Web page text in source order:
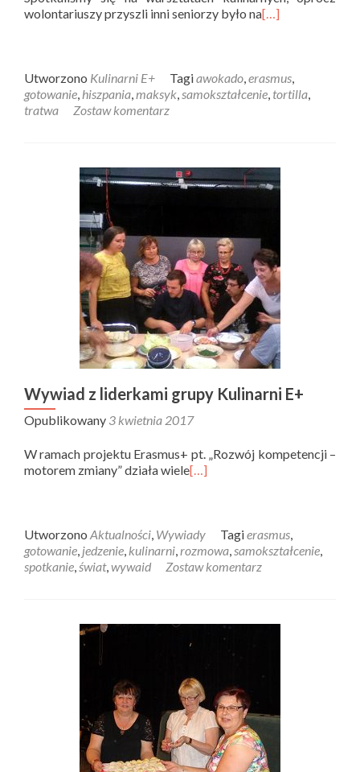
wolontariuszy przyszli inni seniorzy było na[…]
Utworzono Kulinarni E+ Tagiawokado,erasmus,
gotowanie, hiszpania,maksyk,samokształcenie, tortilla,
tratwa
Zostaw komentarz
Wywiad z liderkami grupy Kulinarni E+
Opublikowany 3 kwietnia 2017
W ramach projektu Erasmus+ pt. „Rozwój kompetencji –
motorem zmiany” działa wiele[…]
Utworzono Aktualności, Wywiady Tagierasmus,
gotowanie, jedzenie, kulinarni,rozmowa,samokształcenie,
spotkanie,świat,wywaid Zostaw komentarz